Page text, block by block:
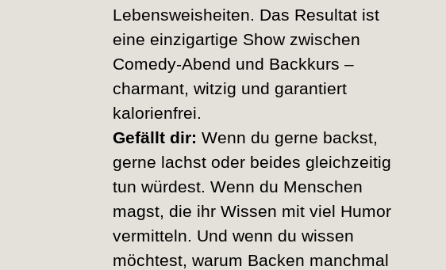
Lebensweisheiten. Das Resultat ist
eine einzigartige Show zwischen
Comedy-Abend und Backkurs –
charmant, witzig und garantiert
kalorienfrei.
Gefällt dir: Wenn du gerne backst,
gerne lachst oder beides gleichzeitig
tun würdest. Wenn du Menschen
magst, die ihr Wissen mit viel Humor
vermitteln. Und wenn du wissen
möchtest, warum Backen manchmal